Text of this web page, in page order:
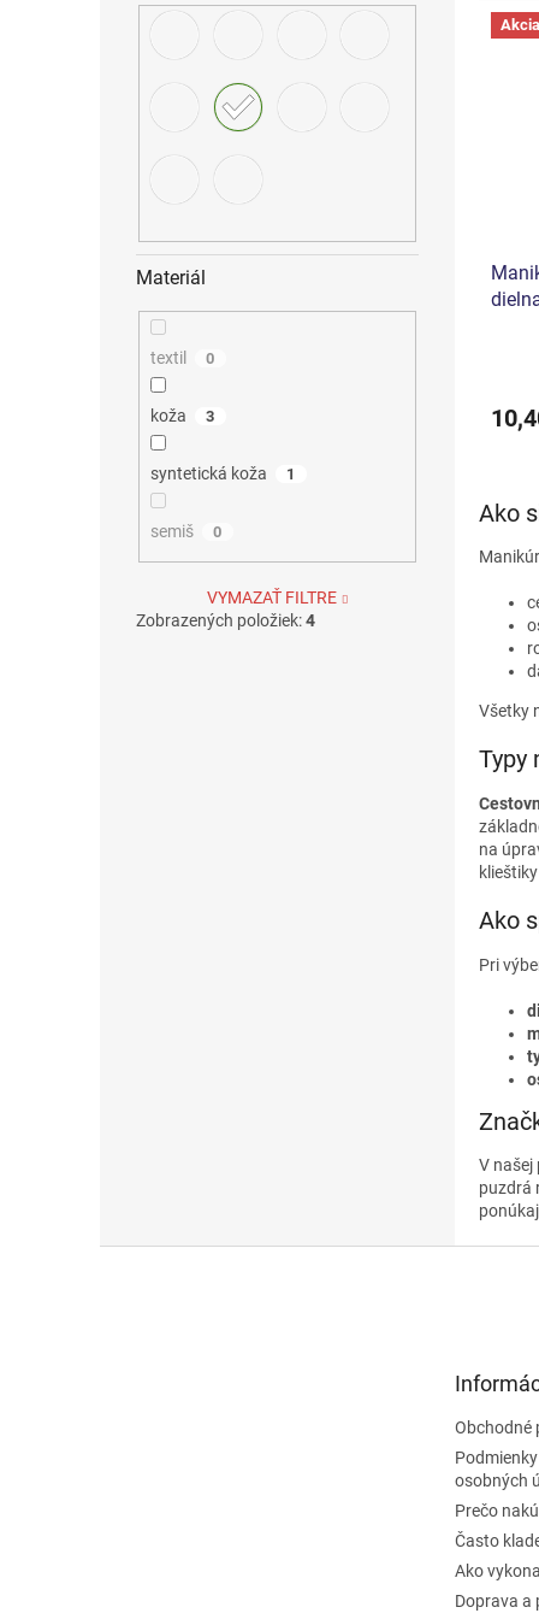
Materiál
textil 0
koža 3
syntetická koža 1
semiš 0
VYMAZAŤ FILTRE
Zobrazených položiek:4
Akcia
Ako
Všetky
Typy
na
Ako
Pri
V našej
puzdrá
Obchodné
osobných
Prečo
Často
Ako
Doprava a